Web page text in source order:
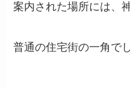
案内された場所には、
普通の住宅街の一角でし